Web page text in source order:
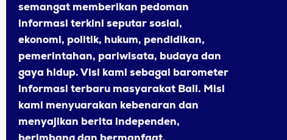
semangat memberikan pedoman
informasi terkini seputar sosial,
ekonomi, politik, hukum, pendidikan,
pemerintahan, pariwisata, budaya dan
gaya hidup. Visi kami sebagai barometer
informasi terbaru masyarakat Bali. Misi
kami menyuarakan kebenaran dan
menyajikan berita independen,